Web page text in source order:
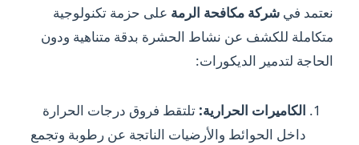
نعتمد في شركة مكافحة الرمة على حزمة تكنولوجية
متكاملة للكشف عن نشاط الحشرة بدقة متناهية ودون
الحاجة لتدمير الديكورات:
الكاميرات الحرارية: تلتقط فروق درجات الحرارة
داخل الحوائط والأرضيات الناتجة عن رطوبة وتجمع